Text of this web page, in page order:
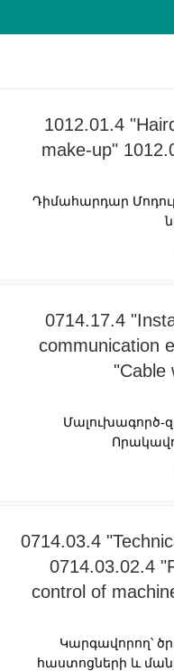
1012.01.4
make-up"
Դիմահարդար
0714.17.4
communication
"Cable
Մալուխագործ-
0714.03.4
0714.03.02.4
control of
Կարգավորող՝
հաստոցների և